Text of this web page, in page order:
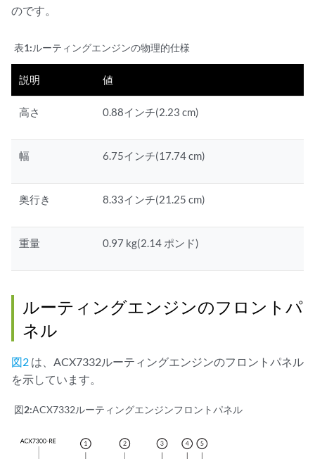
のです。
表1:ルーティングエンジンの物理的仕様
説明 値
高さ 0.88インチ(2.23 cm)
幅 6.75インチ(17.74 cm)
奥行き 8.33インチ(21.25 cm)
重量 0.97 kg(2.14 ポンド)
ルーティングエンジンのフロントパ
ネル
図2 は、ACX7332ルーティングエンジンのフロントパネル
を示しています。
図2:ACX7332ルーティングエンジンフロントパネル